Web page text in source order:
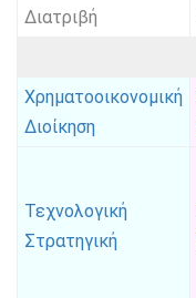
Διατριβή
Χρηματοοικονομική
Διοίκηση
Τεχνολογική
Στρατηγική